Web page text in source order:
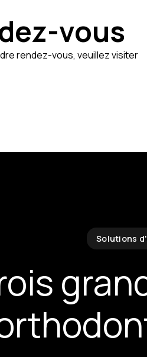
vous
rendez-vous, veuillez visiter
Solutions